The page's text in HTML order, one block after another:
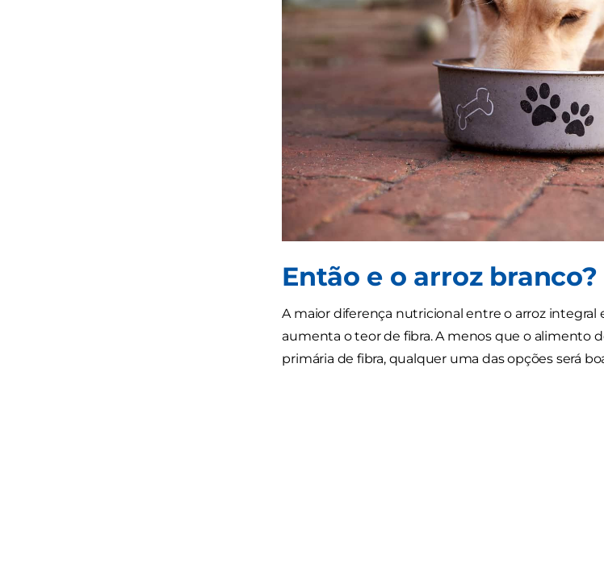
Então e o arroz branco?
A maior diferença nutricional entre o arroz integral
aumenta o teor de fibra. A menos que o alimento
primária de fibra, qualquer uma das opções será